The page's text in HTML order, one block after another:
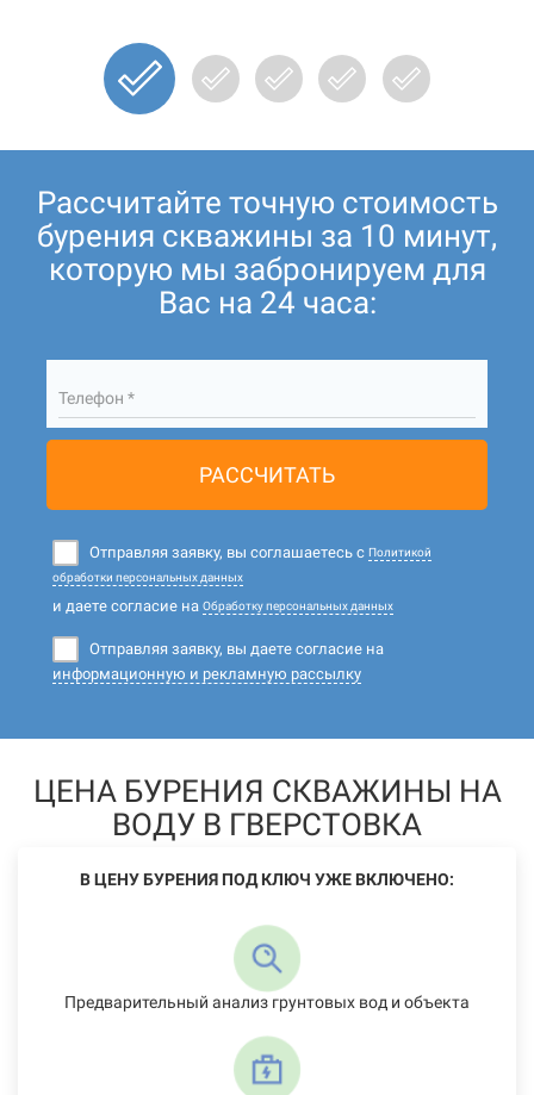
Рассчитайте точную стоимость
бурения скважины за 10 минут,
которую мы забронируем для
Вас на 24 часа:
Телефон *
РАССЧИТАТЬ
Отправляя заявку, вы соглашаетесь с Политикой
обработки персональных данных
и даете согласие на Обработку персональных данных
Отправляя заявку, вы даете согласие на
информационную и рекламную рассылку
ЦЕНА БУРЕНИЯ СКВАЖИНЫ НА
ВОДУ В ГВЕРСТОВКА
В ЦЕНУ БУРЕНИЯ ПОД КЛЮЧ УЖЕ ВКЛЮЧЕНО:
Предварительный анализ грунтовых вод и объекта